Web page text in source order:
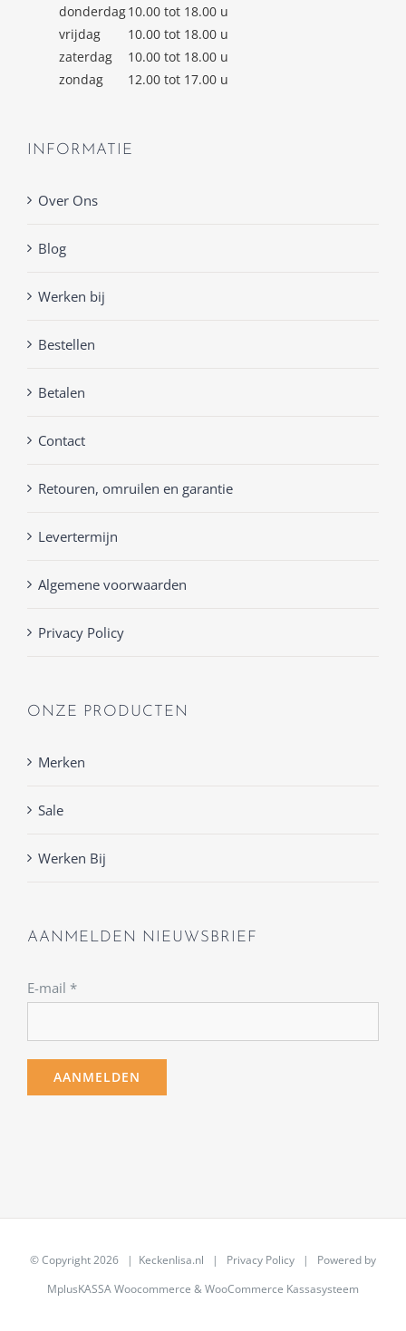
donderdag10.00 tot 18.00 u
vrijdag
10.00 tot 18.00 u
zaterdag
10.00 tot 18.00 u
zondag
12.00 tot 17.00 u
INFORMATIE
Over Ons
Blog
Werken bij
Bestellen
Betalen
Contact
Retouren, omruilen en garantie
Levertermijn
Algemene voorwaarden
Privacy Policy
ONZE PRODUCTEN
Merken
Sale
Werken Bij
AANMELDEN NIEUWSBRIEF
E-mail *
© Copyright2026 | Keckenlisa.nl | Privacy Policy | Powered by
MplusKASSA Woocommerce &WooCommerce Kassasysteem